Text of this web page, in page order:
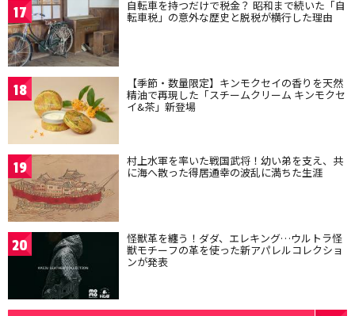
17 自転車を持つだけで税金？ 昭和まで続いた「自
転車税」の意外な歴史と脱税が横行した理由
18 【季節・数量限定】キンモクセイの香りを天然
精油で再現した「スチームクリーム キンモクセ
イ&茶」新登場
19 村上水軍を率いた戦国武将！幼い弟を支え、共
に海へ散った得居通幸の波乱に満ちた生涯
20 怪獣革を纏う！ダダ、エレキング…ウルトラ怪
獣モチーフの革を使った新アパレルコレクショ
ンが発表